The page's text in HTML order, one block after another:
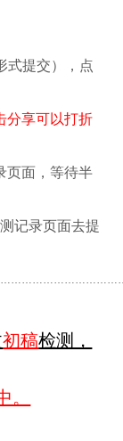
式提交），点
分享可以打折
页面，等待半
记录页面去提
初稿检测，
。